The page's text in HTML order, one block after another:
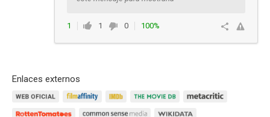
1 1 0
100%
Enlaces externos